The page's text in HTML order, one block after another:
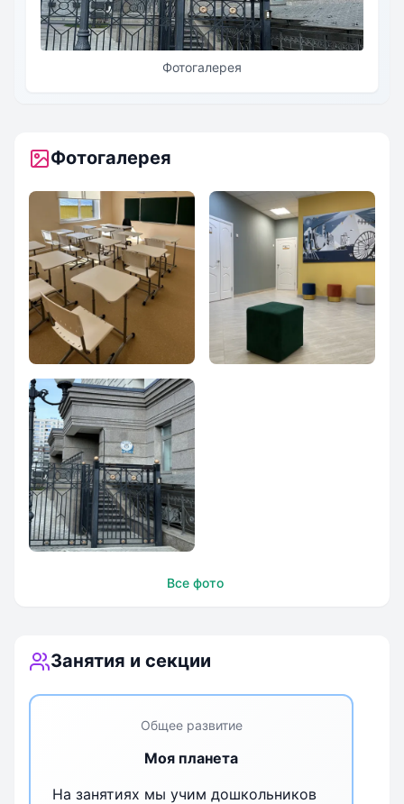
Фотогалерея
Фотогалерея
Beksly ЖК
Донской Олимп
Все фото
Занятия и секции
Общее развитие
Моя планета
На занятиях мы учим дошкольников